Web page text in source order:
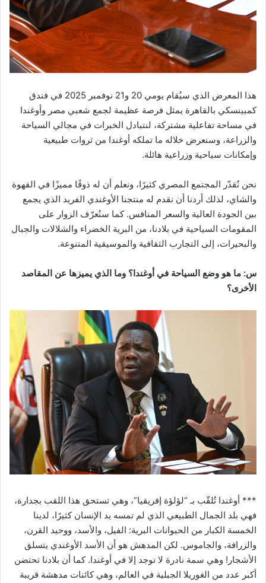
هذا المعرض الذي سيُقام يومي 20 و21 نوفمبر 2025 في فندق
كمبينسكي بالقاهرة يمثل فرصة عظيمة لجمع شعبي مصر وأوغندا
في مساحة تفاعلية مشتركة، لنتبادل الخبرات في مجالي السياحة
والزراعة، وسنعرض خلاله ما تملكه أوغندا من ثروات طبيعية
وإمكانات سياحية وزراعية هائلة.
نحن نُقدّر المجتمع المصري كثيرًا، ونعلم أن له ذوقًا مميزًا في القهوة
والشاي، لذلك أردنا أن نقدم له منتجنا الأوغندي الفريد الذي يجمع
بين الجودة العالية والسعر المنافس. كما سنُعرّف الزوار على
المقومات السياحية في بلادنا، من البرية الخضراء والشلالات والجبال
والبحيرات، إلى التجارب الثقافية والموسيقية المتنوعة.
س: ما هو وضع السياحة في أوغندا؟ وما الذي يميزها عن المقاصد
الأخرى؟
*** أوغندا تُلقّب بـ “لؤلؤة إفريقيا”، وهي تستحق هذا اللقب بجدارة،
فهي بلد الجمال الطبيعي الذي لم تمسه يد الإنسان كثيرًا، لدينا
الخمسة الكبار من الحيوانات البرية: الفيل، والأسد، ووحيد القرن،
والزرافة، والجاموس. لكن المدهش هو أن الأسد الأوغندي يتسلق
الأشجار! وهي سمة نادرة لا توجد إلا في أوغندا. كما أن بلادنا تحتضن
أكبر عدد من الغوريلا الجبلية في العالم، وهي كائنات مدهشة قريبة